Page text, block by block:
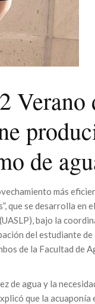
Verano
de
más
que se desarrolla en
bajo la
del estudiante
de la Facultad de
de agua y la
que la acuaponía